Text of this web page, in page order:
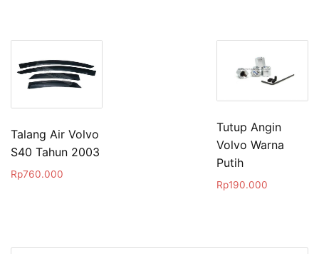
Talang Air Volvo
S40 Tahun 2003
Rp760.000
Tutup Angin
Volvo Warna
Putih
Rp190.000